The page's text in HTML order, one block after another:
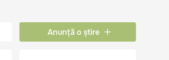
Anunță o știre